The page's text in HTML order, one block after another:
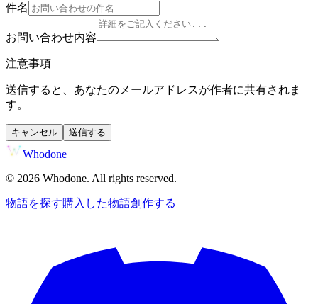
件名
お問い合わせ内容
注意事項
送信すると、あなたのメールアドレスが作者に共有されま
す。
キャンセル 送信する
Whodone
© 2026 Whodone. All rights reserved.
物語を探す購入した物語創作する